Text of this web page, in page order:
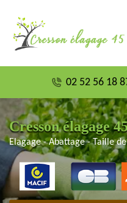
02 52 56 18
Cresson élagage
Elagage - Abattage - Taille